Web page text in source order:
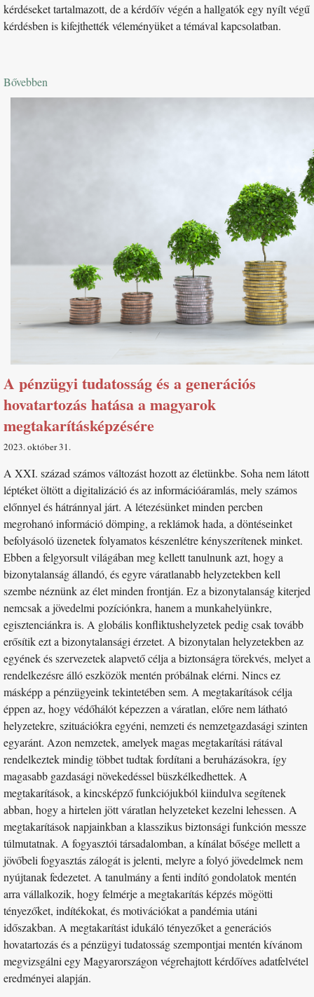
kérdéseket tartalmazott, de a kérdőív végén a hallgatók egy nyílt végű
kérdésben is kifejthették véleményüket a témával kapcsolatban.
Bővebben
A pénzügyi tudatosság és a generációs
hovatartozás hatása a magyarok
megtakarításképzésére
2023. október 31
A XXI. század számos változást hozott az életünkbe. Soha nem látott
léptéket öltött a digitalizáció és az információáramlás, mely számos
előnnyel és hátránnyal járt. A létezésünket minden percben
megrohanó információ dömping, a reklámok hada, a döntéseinket
befolyásoló üzenetek folyamatos készenlétre kényszerítenek minket.
Ebben a felgyorsult világában meg kellett tanulnunk azt, hogy a
bizonytalanság állandó, és egyre váratlanabb helyzetekben kell
szembe néznünk az élet minden frontján. Ez a bizonytalanság kiterjed
nemcsak a jövedelmi pozíciónkra, hanem a munkahelyünkre,
egisztenciánkra is. A globális konfliktushelyzetek pedig csak tovább
erősítik ezt a bizonytalansági érzetet. A bizonytalan helyzetekben az
egyének és szervezetek alapvető célja a biztonságra törekvés, melyet a
rendelkezésre álló eszközök mentén próbálnak elérni. Nincs ez
másképp a pénzügyeink tekintetében sem. A megtakarítások célja
éppen az, hogy védőhálót képezzen a váratlan, előre nem látható
helyzetekre, szituációkra egyéni, nemzeti és nemzetgazdasági szinten
egyaránt. Azon nemzetek, amelyek magas megtakarítási rátával
rendelkeztek mindig többet tudtak fordítani a beruházásokra, így
magasabb gazdasági növekedéssel büszkélkedhettek. A
megtakarítások, a kincsképző funkciójukból kiindulva segítenek
abban, hogy a hirtelen jött váratlan helyzeteket kezelni lehessen. A
megtakarítások napjainkban a klasszikus biztonsági funkción messze
túlmutatnak. A fogyasztói társadalomban, a kínálat bősége mellett a
jövőbeli fogyasztás zálogát is jelenti, melyre a folyó jövedelmek nem
nyújtanak fedezetet. A tanulmány a fenti indító gondolatok mentén
arra vállalkozik, hogy felmérje a megtakarítás képzés mögötti
tényezőket, indítékokat, és motivációkat a pandémia utáni
időszakban. A megtakarítást idukáló tényezőket a generációs
hovatartozás és a pénzügyi tudatosság szempontjai mentén kívánom
megvizsgálni egy Magyarországon végrehajtott kérdőíves adatfelvétel
eredményei alapján.